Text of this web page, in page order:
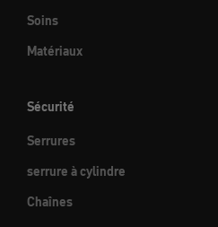
Soins
Matériaux
Sécurité
Serrures
serrure à cylindre
Chaînes